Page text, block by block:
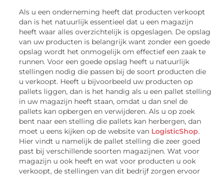
Als u een onderneming heeft dat producten verkoopt
dan is het natuurlijk essentieel dat u een magazijn
heeft waar alles overzichtelijk is opgeslagen. De opslag
van uw producten is belangrijk want zonder een goede
opslag wordt het onmogelijk om effectief een zaak te
runnen. Voor een goede opslag heeft u natuurlijk
stellingen nodig die passen bij de soort producten die
u verkoopt. Heeft u bijvoorbeeld uw producten op
pallets liggen, dan is het handig als u een pallet stelling
in uw magazijn heeft staan, omdat u dan snel de
pallets kan opbergen en verwijderen. Als u op zoek
bent naar een stelling die pallets kan herbergen, dan
moet u eens kijken op de website van LogisticShop.
Hier vindt u namelijk de pallet stelling die zeer goed
past bij verschillende soorten magazijnen. Wat voor
magazijn u ook heeft en wat voor producten u ook
verkoopt, de stellingen van dit bedrijf zorgen ervoor